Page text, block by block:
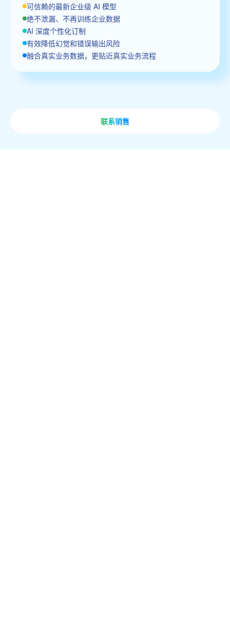
可信赖的最新企业级 AI 模型
绝不泄漏、不再训练企业数据
AI 深度个性化订制
有效降低幻觉和错误输出风险
融合真实业务数据，更贴近真实业务流程
联系销售